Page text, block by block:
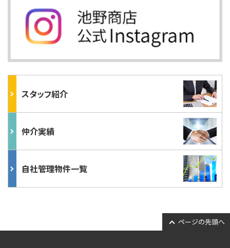
スタッフ紹介
仲介実績
自社管理物件一覧
ページの先頭へ